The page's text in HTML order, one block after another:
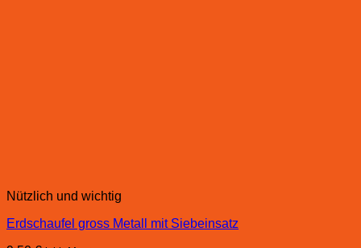
Nützlich und wichtig
Erdschaufel gross Metall mit Siebeinsatz